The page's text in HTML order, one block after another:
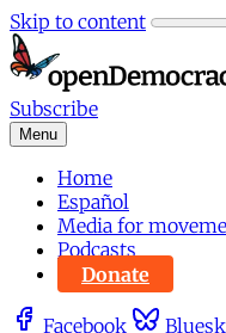
Skip to content
Subscribe
Menu
Home
Español
Media for
Podcasts
Donate
Facebook